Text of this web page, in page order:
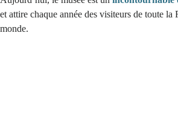
et attire chaque année des visiteurs de toute la
monde.